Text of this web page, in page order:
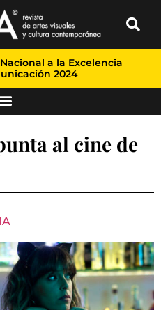
a la Excelencia
2024
al cine de